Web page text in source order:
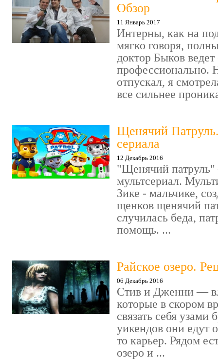
Обзор
11 Январь 2017
Интерны, как на
мягко говоря,
доктор Быков ведет
профессионально.
отпускал, я
все сильнее
Щенячий
сериала
12 Декабрь 2016
"Щенячий патруль"
мультсериал.
Зике - мальчике,
щенков щенячий
случилась беда,
помощь. ...
Райское озеро.
06 Декабрь 2016
Стив и Дженни —
которые в скором
связать себя узами
уикендов они едут
то карьер. Рядом
озеро и ...